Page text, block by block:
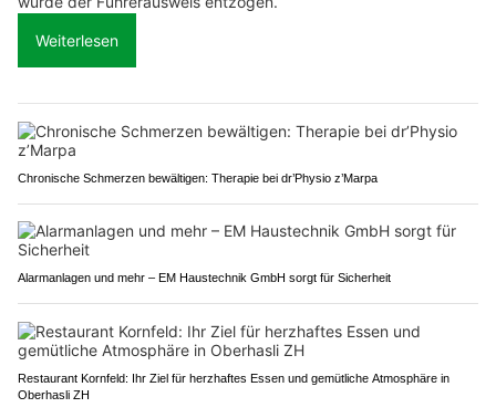
Weiterlesen
Chronische Schmerzen bewältigen: Therapie bei dr’Physio z’Marpa
Alarmanlagen und mehr – EM Haustechnik GmbH sorgt für Sicherheit
Restaurant Kornfeld: Ihr Ziel für herzhaftes Essen und gemütliche Atmosphäre in
Oberhasli ZH